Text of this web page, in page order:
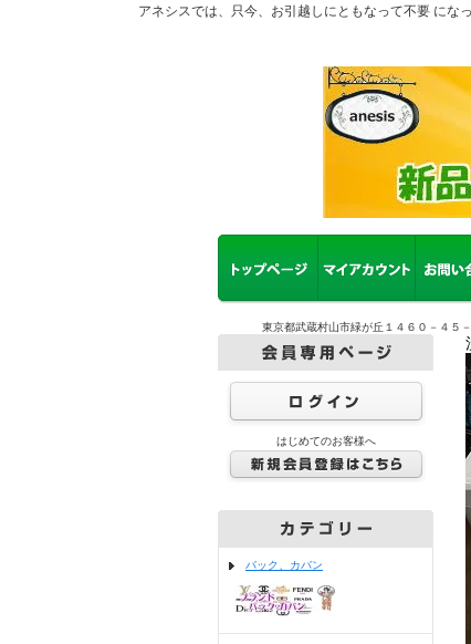
アネシスでは、只今、お引越しにともなって不要 にな
東京都武蔵村山市緑が丘１４６０－４５
はじめてのお客様へ
バック、カバン